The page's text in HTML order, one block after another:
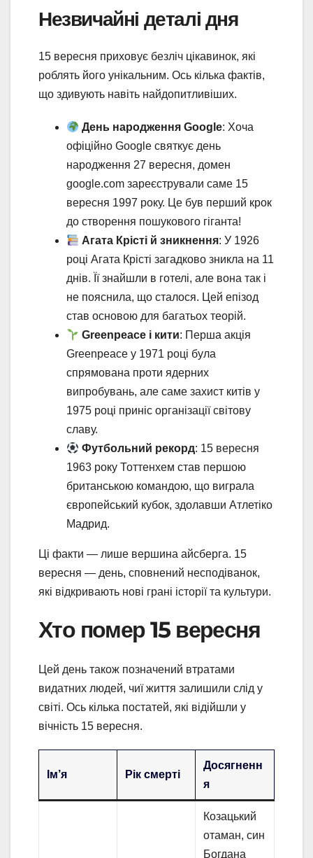
Незвичайні деталі дня
15 вересня приховує безліч цікавинок, які
роблять його унікальним. Ось кілька фактів,
що здивують навіть найдопитливіших.
День народження Google: Хоча
офіційно Google святкує день
народження 27 вересня, домен
google.com зареєстрували саме 15
вересня 1997 року. Це був перший крок
до створення пошукового гіганта!
Агата Крісті й зникнення: У 1926
році Агата Крісті загадково зникла на 11
днів. Її знайшли в готелі, але вона так і
не пояснила, що сталося. Цей епізод
став основою для багатьох теорій.
Greenpeace і кити: Перша акція
Greenpeace у 1971 році була
спрямована проти ядерних
випробувань, але саме захист китів у
1975 році приніс організації світову
славу.
Футбольний рекорд: 15 вересня
1963 року Тоттенхем став першою
британською командою, що виграла
європейський кубок, здолавши Атлетіко
Мадрид.
Ці факти — лише вершина айсберга. 15
вересня — день, сповнений несподіванок,
які відкривають нові грані історії та культури.
Хто помер 15 вересня
Цей день також позначений втратами
видатних людей, чиї життя залишили слід у
світі. Ось кілька постатей, які відійшли у
вічність 15 вересня.
Ім’я Рік смерті
Досягненн
я
Козацький
отаман, син
Богдана